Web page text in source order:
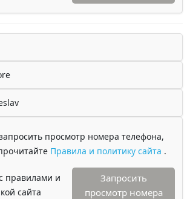
просмотр номера телефона,
Правила и политику сайта .
правилами и
сайта
Запросить
просмотр номера